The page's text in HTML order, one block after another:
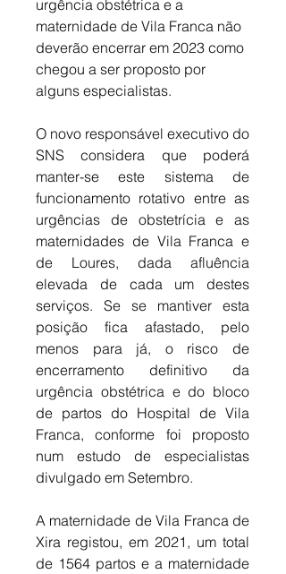
urgência obstétrica e a
maternidade de Vila Franca não
deverão encerrar em 2023 como
chegou a ser proposto por
alguns especialistas.
O novo responsável executivo do
SNS considera que poderá
manter-se este sistema de
funcionamento rotativo entre as
urgências de obstetrícia e as
maternidades de Vila Franca e
de Loures, dada afluência
elevada de cada um destes
serviços. Se se mantiver esta
posição fica afastado, pelo
menos para já, o risco de
encerramento definitivo da
urgência obstétrica e do bloco
de partos do Hospital de Vila
Franca, conforme foi proposto
num estudo de especialistas
divulgado em Setembro.
A maternidade de Vila Franca de
Xira registou, em 2021, um total
de 1564 partos e a maternidade